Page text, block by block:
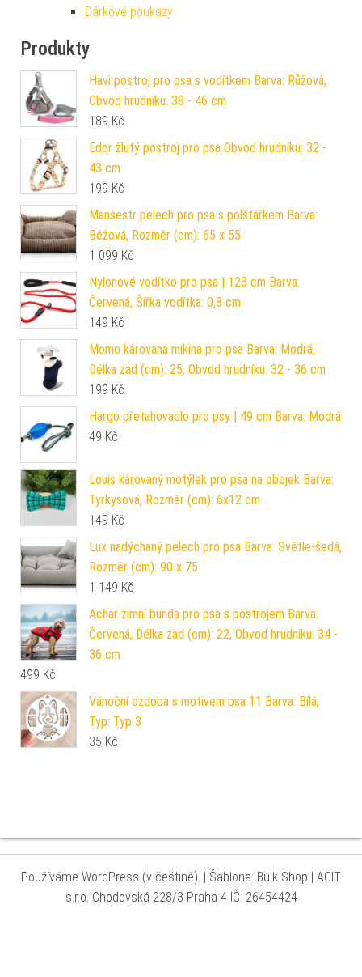
Dárkové poukazy
Produkty
Havi postroj pro psa s vodítkem Barva: Růžová,
Obvod hrudníku: 38 - 46 cm
189 Kč
Edor žlutý postroj pro psa Obvod hrudníku: 32 -
43 cm
199 Kč
Manšestr pelech pro psa s polštářkem Barva:
Béžová, Rozměr (cm): 65 x 55
1 099 Kč
Nylonové vodítko pro psa | 128 cm Barva:
Červená, Šířka vodítka: 0,8 cm
149 Kč
Momo károvaná mikina pro psa Barva: Modrá,
Délka zad (cm): 25, Obvod hrudníku: 32 - 36 cm
199 Kč
Hargo přetahovadlo pro psy | 49 cm Barva: Modrá
49 Kč
Louis károvaný motýlek pro psa na obojek Barva:
Tyrkysová, Rozměr (cm): 6x12 cm
149 Kč
Lux nadýchaný pelech pro psa Barva: Světle-šedá,
Rozměr (cm): 90 x 75
1 149 Kč
Achar zimní bunda pro psa s postrojem Barva:
Červená, Délka zad (cm): 22, Obvod hrudníku: 34 -
36 cm
499 Kč
Vánoční ozdoba s motivem psa 11 Barva: Bílá,
Typ: Typ 3
35 Kč
Používáme WordPress (v češtině). | Šablona: Bulk Shop | ACIT
s.r.o. Chodovská 228/3 Praha 4 IČ: 26454424